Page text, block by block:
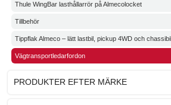
Thule WingBar lasthållarrör på Almecolocket
Tillbehör
Tippflak Almeco – lätt lastbil, pickup 4WD och chassibil
Vägtransportledarfordon
PRODUKTER EFTER MÄRKE